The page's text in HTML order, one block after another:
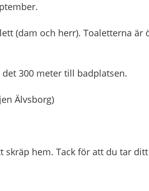
(dam och herr). Toaletterna är
300 meter till badplatsen.
Älvsborg)
hem. Tack för att du tar ditt